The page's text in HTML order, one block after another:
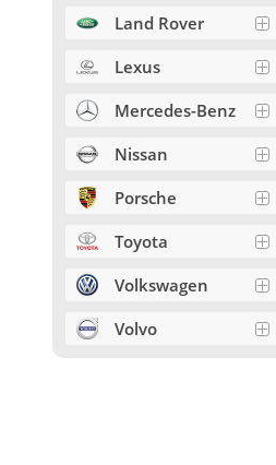
Land Rover
Lexus
Mercedes-Benz
Nissan
Porsche
Toyota
Volkswagen
Volvo